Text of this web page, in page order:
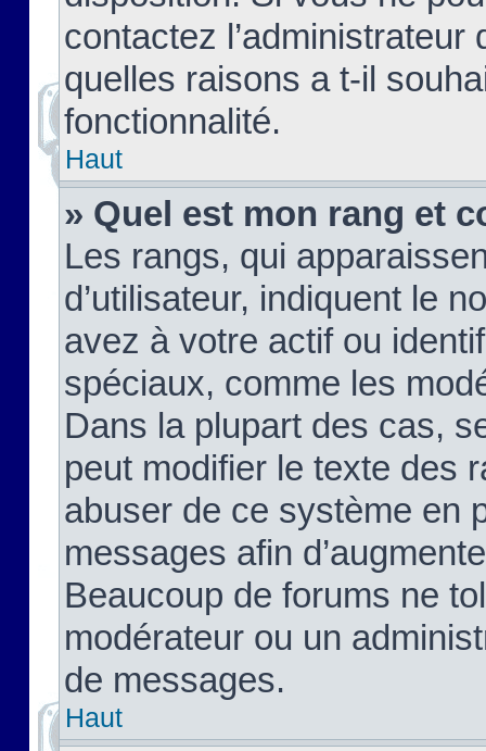
contactez
quelles raisons a t-il
fonctionnalité.
Haut
» Quel est mon rang et
Les rangs, qui
d’utilisateur, indiquent le
avez à votre actif ou
spéciaux, comme les
Dans la plupart des cas,
peut modifier le texte des
abuser de ce système en
messages afin
Beaucoup de forums ne
modérateur ou un
de messages.
Haut